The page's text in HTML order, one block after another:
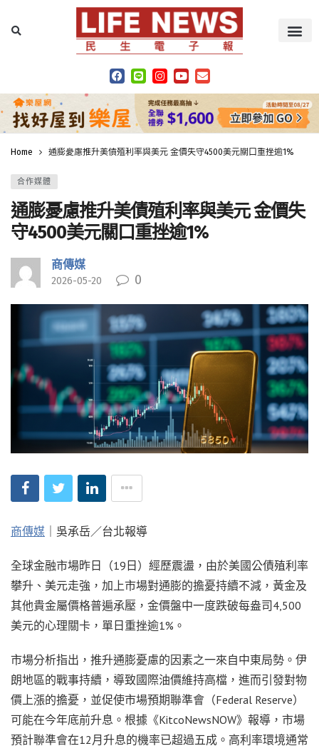
Home 通膨憂慮推升美債殖利率與美元 金價失守4500美元關口重挫逾1%
合作媒體
通膨憂慮推升美債殖利率與美元 金價失
守4500美元關口重挫逾1%
商傳媒
2026-05-20 0
商傳媒 ｜吳承岳／台北報導
全球金融市場昨日（19日）經歷震盪，由於美國公債殖利率
攀升、美元走強，加上市場對通膨的擔憂持續不減，黃金及
其他貴金屬價格普遍承壓，金價盤中一度跌破每盎司4,500
美元的心理關卡，單日重挫逾1%。
市場分析指出，推升通膨憂慮的因素之一來自中東局勢。伊
朗地區的戰事持續，導致國際油價維持高檔，進而引發對物
價上漲的擔憂，並促使市場預期聯準會（Federal Reserve）
可能在今年底前升息。根據《KitcoNewsNOW》報導，市場
預計聯準會在12月升息的機率已超過五成。高利率環境通常